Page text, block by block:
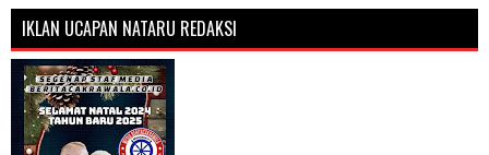
IKLAN UCAPAN NATARU REDAKSI